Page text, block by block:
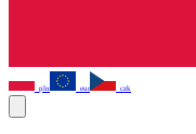
pln eur czk